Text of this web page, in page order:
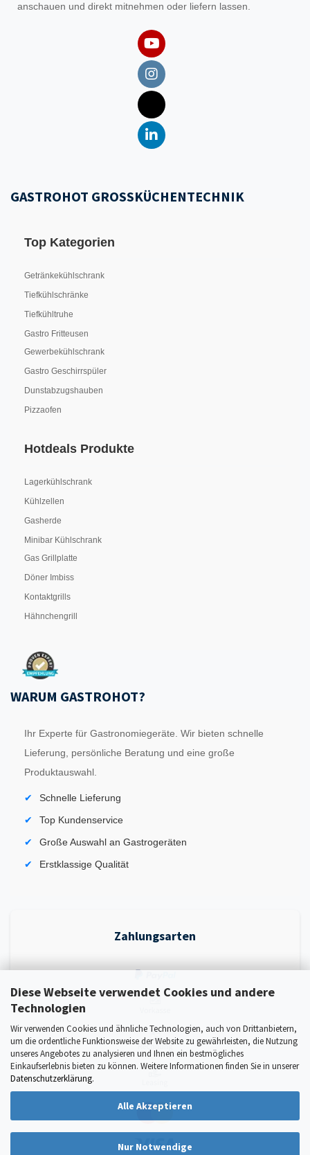
Diese Webseite verwendet Cookies und andere
Technologien
Wir verwenden Cookies und ähnliche Technologien, auch von Drittanbietern,
um die ordentliche Funktionsweise der Website zu gewährleisten, die Nutzung
unseres Angebotes zu analysieren und Ihnen ein bestmögliches
Einkaufserlebnis bieten zu können. Weitere Informationen finden Sie in unserer
Datenschutzerklärung.
Alle Akzeptieren
Nur Notwendige
anschauen und direkt mitnehmen oder liefern lassen.
GASTROHOT GROSSKÜCHENTECHNIK
Top Kategorien
Getränkekühlschrank
Tiefkühlschränke
Tiefkühltruhe
Gastro Fritteusen
Gewerbekühlschrank
Gastro Geschirrspüler
Dunstabzugshauben
Pizzaofen
Hotdeals Produkte
Lagerkühlschrank
Kühlzellen
Gasherde
Minibar Kühlschrank
Gas Grillplatte
Döner Imbiss
Kontaktgrills
Hähnchengrill
WARUM GASTROHOT?
Ihr Experte für Gastronomiegeräte. Wir bieten schnelle
Lieferung, persönliche Beratung und eine große
Produktauswahl.
Schnelle Lieferung
Top Kundenservice
Große Auswahl an Gastrogeräten
Erstklassige Qualität
Zahlungsarten